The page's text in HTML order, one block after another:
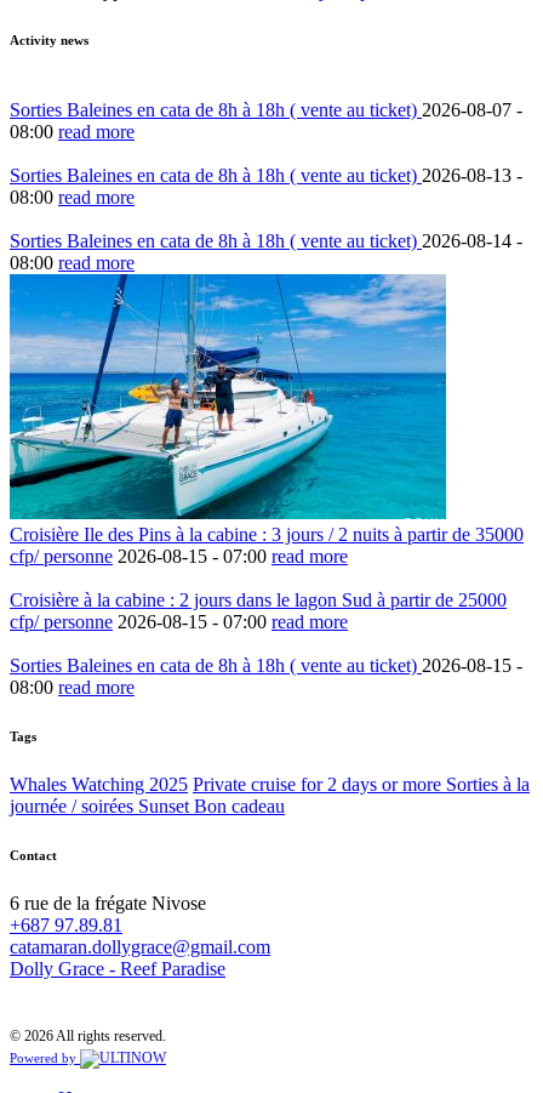
Activity news
Sorties Baleines en cata de 8h à 18h ( vente au ticket) 2026-08-07 -
08:00 read more
Sorties Baleines en cata de 8h à 18h ( vente au ticket) 2026-08-13 -
08:00 read more
Sorties Baleines en cata de 8h à 18h ( vente au ticket) 2026-08-14 -
08:00 read more
Croisière Ile des Pins à la cabine : 3 jours / 2 nuits à partir de 35000
cfp/ personne 2026-08-15 - 07:00 read more
Croisière à la cabine : 2 jours dans le lagon Sud à partir de 25000
cfp/ personne 2026-08-15 - 07:00 read more
Sorties Baleines en cata de 8h à 18h ( vente au ticket) 2026-08-15 -
08:00 read more
Tags
Whales Watching 2025 Private cruise for 2 days or more Sorties à la
journée / soirées Sunset Bon cadeau
Contact
6 rue de la frégate Nivose
+687 97.89.81
catamaran.dollygrace@gmail.com
Dolly Grace - Reef Paradise
© 2026 All rights reserved.
Powered by